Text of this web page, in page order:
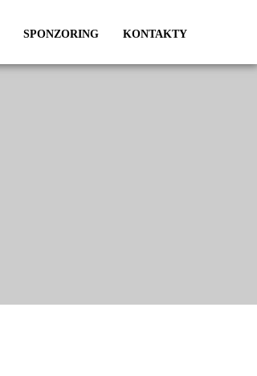
SPONZORING KONTAKTY